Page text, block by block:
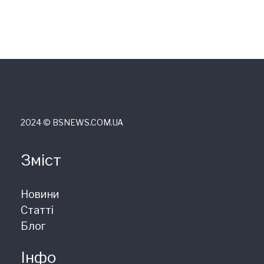
2024 © ВSNEWS.COM.UA
Зміст
Новини
Статті
Блог
Інфо